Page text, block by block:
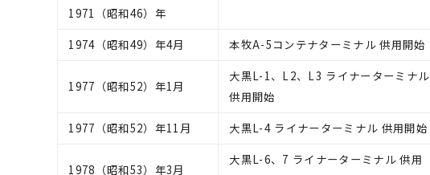
1971（昭和46）年
1974（昭和49）年4月 本牧A-5コンテナターミナル 供用開始
1977（昭和52）年1月
大黒L-1、L2、L3 ライナーターミナル
供用開始
1977（昭和52）年11月 大黒L-4 ライナーターミナル 供用開始
1978（昭和53）年3月
大黒L-6、7 ライナーターミナル 供用